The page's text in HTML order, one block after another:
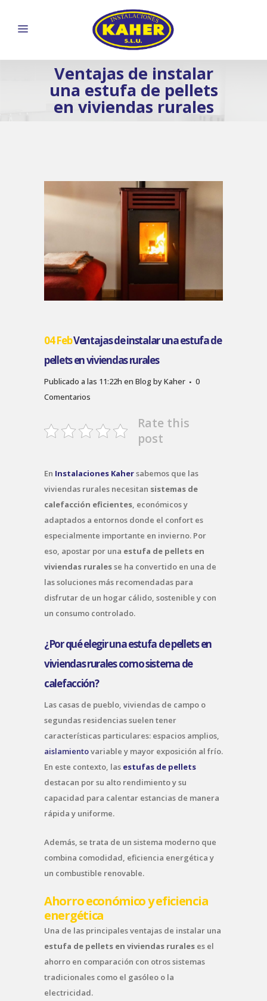
Ventajas de instalar
una estufa de pellets
en viviendas rurales
04 FebVentajas de instalar una estufa de
pellets en viviendas rurales
Publicado a las 11:22h en BlogbyKaher
0
Comentarios
Rate this
post
En Instalaciones Kahersabemos que las
viviendas rurales necesitan sistemas de
calefacción eficientes , económicos y
adaptados a entornos donde el confort es
especialmente importante en invierno. Por
eso, apostar por una estufa de pellets en
viviendas ruralesse ha convertido en una de
las soluciones más recomendadas para
disfrutar de un hogar cálido, sostenible y con
un consumo controlado.
¿Por qué elegir una estufa de pellets en
viviendas rurales como sistema de
calefacción?
Las casas de pueblo, viviendas de campo o
segundas residencias suelen tener
características particulares: espacios amplios,
aislamientovariable y mayor exposición al frío.
En este contexto, las estufas de pellets
destacan por su alto rendimiento y su
capacidad para calentar estancias de manera
rápida y uniforme.
Además, se trata de un sistema moderno que
combina comodidad, eficiencia energética y
un combustible renovable.
Ahorro económico y eficiencia
energética
Una de las principales ventajas de instalar una
estufa de pellets en viviendas rurales es el
ahorro en comparación con otros sistemas
tradicionales como el gasóleo o la
electricidad.